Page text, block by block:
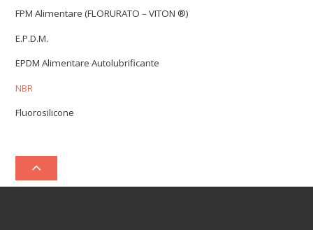
FPM Alimentare (FLORURATO – VITON ®)
E.P.D.M.
EPDM Alimentare Autolubrificante
NBR
Fluorosilicone